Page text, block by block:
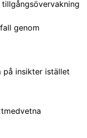
genom
insikter istället